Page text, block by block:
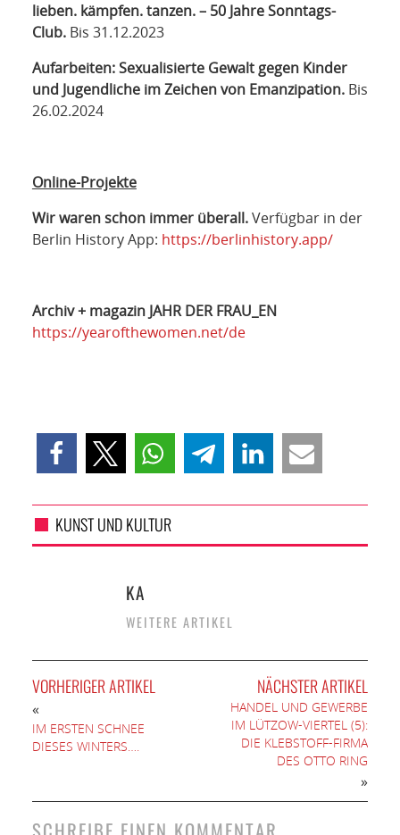
lieben. kämpfen. tanzen. – 50 Jahre Sonntags-
Club. Bis 31.12.2023
Aufarbeiten: Sexualisierte Gewalt gegen Kinder
und Jugendliche im Zeichen von Emanzipation.Bis
26.02.2024
Online-Projekte
Wir waren schon immer überall.Verfügbar in der
Berlin History App: https://berlinhistory.app/
Archiv + magazin JAHR DER FRAU_EN
https://yearofthewomen.net/de
KUNST UND KULTUR
KA
WEITERE ARTIKEL
VORHERIGER ARTIKEL
«
IM ERSTEN SCHNEE
DIESES WINTERS….
NÄCHSTER ARTIKEL
HANDEL UND GEWERBE
IM LÜTZOW-VIERTEL (5):
DIE KLEBSTOFF-FIRMA
DES OTTO RING
»